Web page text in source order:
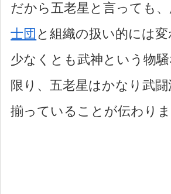
だから五老星と言っても
士団 と組織の扱い的には変
少なくとも武神という物騒
限り、五老星はかなり武
揃っていることが伝わりま